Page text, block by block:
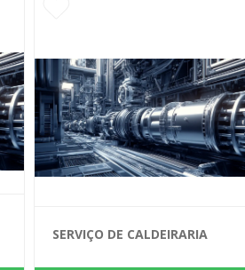
SERVIÇO DE CALDEIRARIA